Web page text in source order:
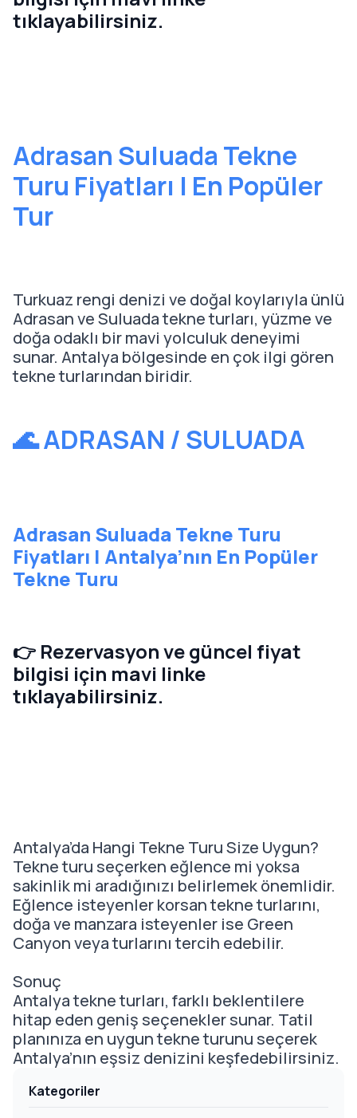
tıklayabilirsiniz.
Adrasan Suluada Tekne
Turu Fiyatları | En Popüler
Tur
Turkuaz rengi denizi ve doğal koylarıyla ünlü
Adrasan ve Suluada tekne turları, yüzme ve
doğa odaklı bir mavi yolculuk deneyimi
sunar. Antalya bölgesinde en çok ilgi gören
tekne turlarından biridir.
🌊 ADRASAN / SULUADA
Adrasan Suluada Tekne Turu
Fiyatları | Antalya’nın En Popüler
Tekne Turu
👉 Rezervasyon ve güncel fiyat
bilgisi için mavi linke
tıklayabilirsiniz.
Antalya’da Hangi Tekne Turu Size Uygun?
Tekne turu seçerken eğlence mi yoksa
sakinlik mi aradığınızı belirlemek önemlidir.
Eğlence isteyenler korsan tekne turlarını,
doğa ve manzara isteyenler ise Green
Canyon veya turlarını tercih edebilir.
Sonuç
Antalya tekne turları, farklı beklentilere
hitap eden geniş seçenekler sunar. Tatil
planınıza en uygun tekne turunu seçerek
Antalya’nın eşsiz denizini keşfedebilirsiniz.
Kategoriler